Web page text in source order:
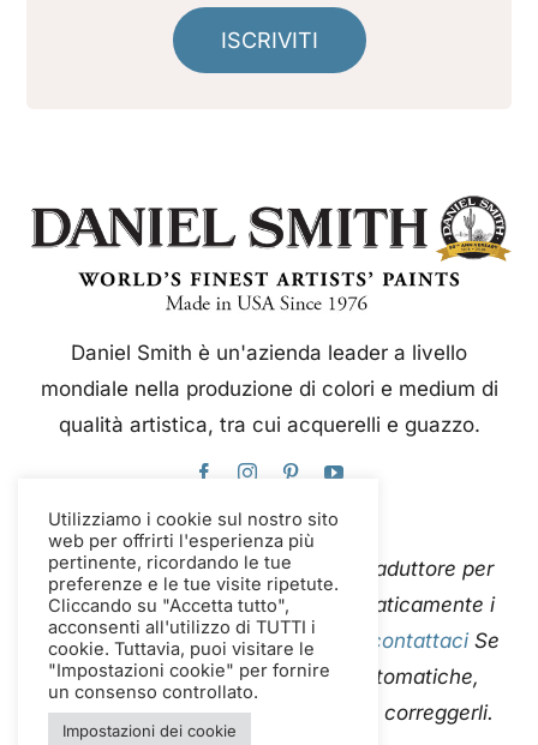
ISCRIVITI
Daniel Smith è un'azienda leader a livello
mondiale nella produzione di colori e medium di
qualità artistica, tra cui acquerelli e guazzo.
Questo sito web utilizza Google Traduttore per
tradurre istantaneamente e automaticamente i
contenuti in più lingue. Per favore
contattaciSe
riscontri errori nelle traduzioni automatiche,
segnalaceli in modo che possiamo correggerli.
Utilizziamo i cookie sul nostro sito
web per offrirti l'esperienza più
pertinente, ricordando le tue
preferenze e le tue visite ripetute.
Cliccando su "Accetta tutto",
acconsenti all'utilizzo di TUTTI i
cookie. Tuttavia, puoi visitare le
"Impostazioni cookie" per fornire
un consenso controllato.
Impostazioni dei cookie